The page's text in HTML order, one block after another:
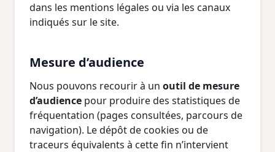
dans les mentions légales ou via les canaux
indiqués sur le site.
Mesure d’audience
Nous pouvons recourir à un outil de mesure
d’audience pour produire des statistiques de
fréquentation (pages consultées, parcours de
navigation). Le dépôt de cookies ou de
traceurs équivalents à cette fin n’intervient